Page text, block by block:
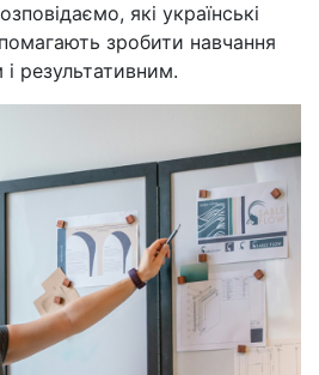
які українські
зробити навчання
результативним.